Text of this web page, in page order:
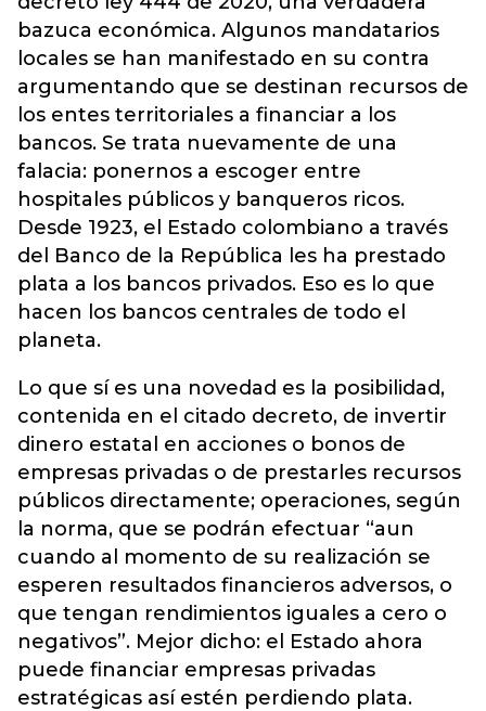
bazuca económica. Algunos mandatarios
locales se han manifestado en su contra
argumentando que se destinan recursos de
los entes territoriales a financiar a los
bancos. Se trata nuevamente de una
falacia: ponernos a escoger entre
hospitales públicos y banqueros ricos.
Desde 1923, el Estado colombiano a través
del Banco de la República les ha prestado
plata a los bancos privados. Eso es lo que
hacen los bancos centrales de todo el
planeta.
Lo que sí es una novedad es la posibilidad,
contenida en el citado decreto, de invertir
dinero estatal en acciones o bonos de
empresas privadas o de prestarles recursos
públicos directamente; operaciones, según
la norma, que se podrán efectuar “aun
cuando al momento de su realización se
esperen resultados financieros adversos, o
que tengan rendimientos iguales a cero o
negativos”. Mejor dicho: el Estado ahora
puede financiar empresas privadas
estratégicas así estén perdiendo plata.